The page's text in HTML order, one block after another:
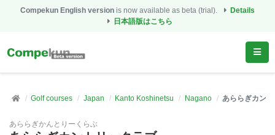
Compekun English version is now available as beta (trial).
Details
日本語版はこちら
Golf courses Japan Kanto Koshinetsu Nagano あららぎカン
あららぎかんとりーくらぶ